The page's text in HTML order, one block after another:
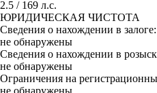
2.5 / 169 л.с.
ЮРИДИЧЕСКАЯ ЧИСТОТА
Сведения о нахождении в залоге:
не обнаружены
Сведения о нахождении в
не обнаружены
Ограничения на
не обнаружены